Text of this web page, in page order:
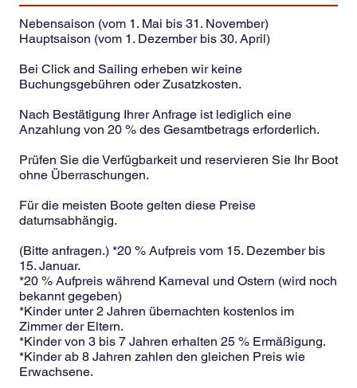
Nebensaison (vom 1. Mai bis 31. November)
Hauptsaison (vom 1. Dezember bis 30. April)
Bei Click and Sailing erheben wir keine
Buchungsgebühren oder Zusatzkosten.
Nach Bestätigung Ihrer Anfrage ist lediglich eine
Anzahlung von 20 % des Gesamtbetrags erforderlich.
Prüfen Sie die Verfügbarkeit und reservieren Sie Ihr Boot
ohne Überraschungen.
Für die meisten Boote gelten diese Preise
datumsabhängig.
(Bitte anfragen.) *20 % Aufpreis vom 15. Dezember bis
15. Januar.
*20 % Aufpreis während Karneval und Ostern (wird noch
bekannt gegeben)
*Kinder unter 2 Jahren übernachten kostenlos im
Zimmer der Eltern.
*Kinder von 3 bis 7 Jahren erhalten 25 % Ermäßigung.
*Kinder ab 8 Jahren zahlen den gleichen Preis wie
Erwachsene.